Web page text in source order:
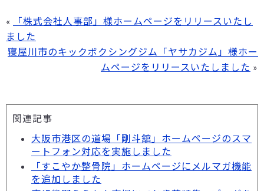
«
「株式会社人事部」様ホームページをリリースいたし
ました
寝屋川市のキックボクシングジム「ヤサカジム」様ホー
ムページをリリースいたしました »
関連記事
大阪市港区の道場「剛斗舘」ホームページのスマ
ートフォン対応を実施しました
「すこやか整骨院」ホームページにメルマガ機能
を追加しました